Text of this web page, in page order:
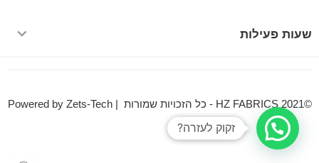
שעות פעילות
©HZ FABRICS 2021 - כל הזכויות שמורות | Powered by Zets-Tech
זקוק לעזרה?